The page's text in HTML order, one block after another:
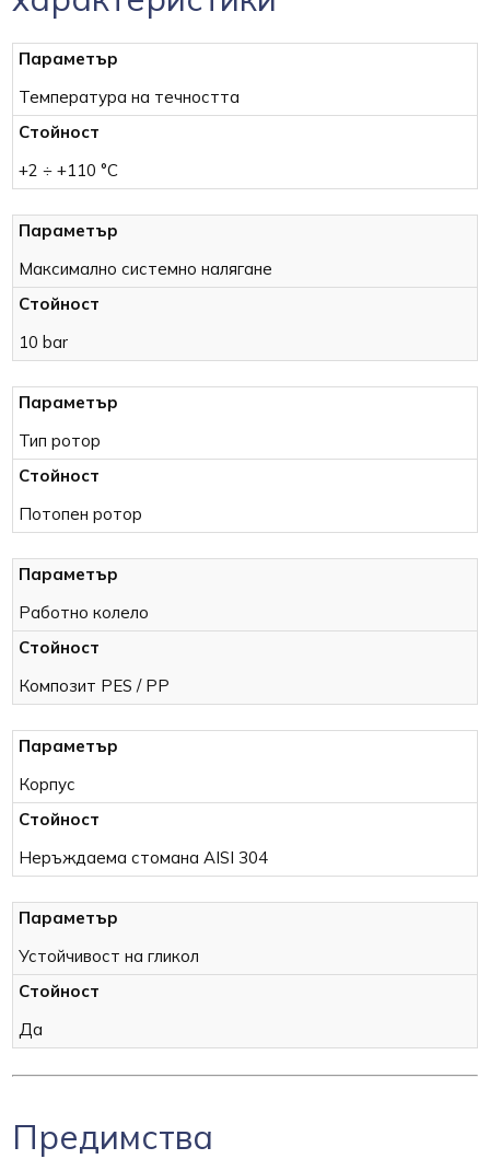
Температура на течността
+2 ÷ +110 °C
Максимално системно налягане
10 bar
Тип ротор
Потопен ротор
Работно колело
Композит PES / PP
Корпус
Неръждаема стомана AISI 304
Устойчивост на гликол
Да
Предимства